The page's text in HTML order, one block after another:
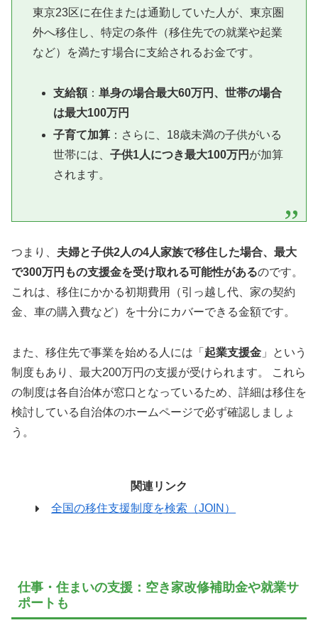
東京23区に在住または通勤していた人が、東京圏
外へ移住し、特定の条件（移住先での就業や起業
など）を満たす場合に支給されるお金です。
支給額： 単身の場合最大60万円、世帯の場合
は最大100万円
子育て加算：さらに、18歳未満の子供がいる
世帯には、 子供1人につき最大100万円 が加算
されます。
つまり、 夫婦と子供2人の4人家族で移住した場合、最大
で300万円もの支援金を受け取れる可能性があるのです。
これは、移住にかかる初期費用（引っ越し代、家の契約
金、車の購入費など）を十分にカバーできる金額です。
また、移住先で事業を始める人には「 起業支援金 」という
制度もあり、最大200万円の支援が受けられます。 これら
の制度は各自治体が窓口となっているため、詳細は移住を
検討している自治体のホームページで必ず確認しましょ
う。
関連リンク
全国の移住支援制度を検索（JOIN）
仕事・住まいの支援：空き家改修補助金や就業サ
ポートも